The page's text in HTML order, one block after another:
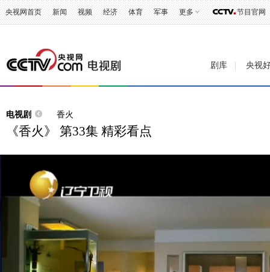
央视网首页 新闻 视频 经济 体育 军事 更多 节目官网
剧库 央视
电视剧 香火
《香火》 第33集 精彩看点